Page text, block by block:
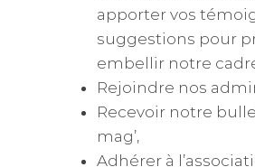
apporter vos
suggestions pour
embellir notre
Rejoindre nos
Recevoir notre
mag’,
Adhérer à